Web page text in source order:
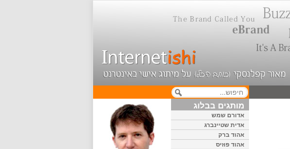
מותגים בבלוג
אדורם שמש
אדית שטיינברג
אהוד ברק
אהוד פוזיס